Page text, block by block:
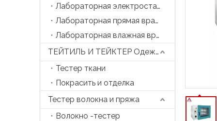
Лабораторная электростатическая прядильная машина
Лабораторная прямая вращающаяся машина
Лабораторная влажная вращающаяся машина
ТЕЙТИЛЬ И ТЕЙКТЕР Одежда
Тестер ткани
Покрасить и отделка
Тестер волокна и пряжа
Волокно -тестер